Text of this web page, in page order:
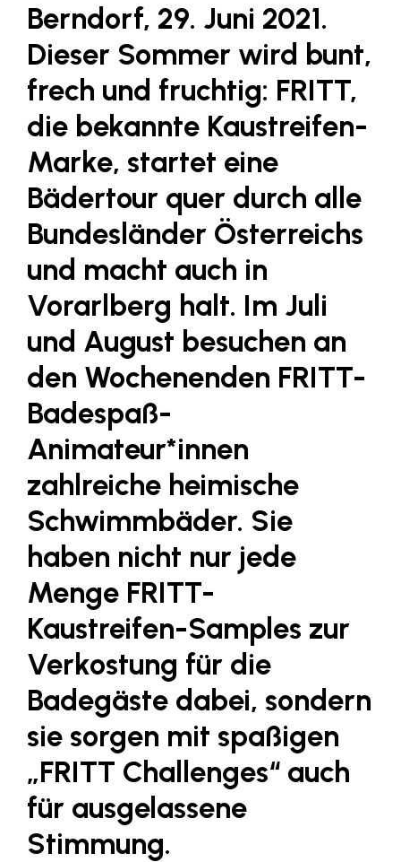
Designer Outlets Parndorf und Salzburg
DOMOFERM
Essity
FG UBIT Salzburg
foodaffairs
Fressnapf
FRoSTA
FV Energierohstoff & Kraftstoff
Gardena
Gas Connect Austria
GBV - Verband gemeinnütziger
Bauvereinigungen
Getzner Werkstoffe
Heimat Österreich
ikp
Johnson & Johnson
JELD-WEN DANA
LAT Nitrogen
Libro
Lidl Österreich
Die Menü-Manufaktur
MTH Retail Group
OMV
OptimaMed
PAGRO
Berndorf, 29. Juni 2021.
Dieser Sommer wird bunt,
frech und fruchtig: FRITT,
die bekannte Kaustreifen-
Marke, startet eine
Bädertour quer durch alle
Bundesländer Österreichs
und macht auch in
Vorarlberg halt. Im Juli
und August besuchen an
den Wochenenden FRITT-
Badespaß-
Animateur*innen
zahlreiche heimische
Schwimmbäder. Sie
haben nicht nur jede
Menge FRITT-
Kaustreifen-Samples zur
Verkostung für die
Badegäste dabei, sondern
sie sorgen mit spaßigen
„FRITT Challenges“ auch
für ausgelassene
Stimmung.